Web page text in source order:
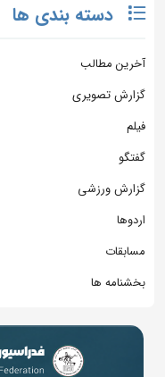
دسته بندی ها
آخرین مطالب
گزارش تصویری
فیلم
گفتگو
گزارش ورزشی
اردوها
مسابقات
بخشنامه ها